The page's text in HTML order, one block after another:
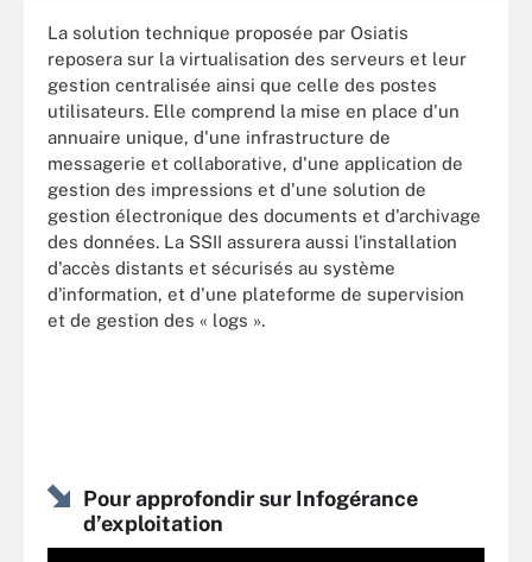
La solution technique proposée par Osiatis
reposera sur la virtualisation des serveurs et leur
gestion centralisée ainsi que celle des postes
utilisateurs. Elle comprend la mise en place d'un
annuaire unique, d'une infrastructure de
messagerie et collaborative, d'une application de
gestion des impressions et d'une solution de
gestion électronique des documents et d'archivage
des données. La SSII assurera aussi l'installation
d'accès distants et sécurisés au système
d'information, et d'une plateforme de supervision
et de gestion des « logs ».
Pour approfondir sur Infogérance
d’exploitation